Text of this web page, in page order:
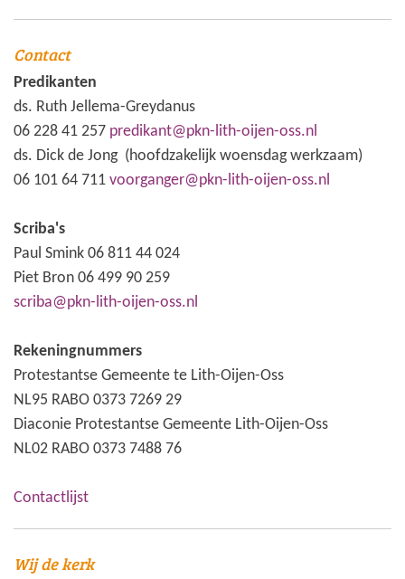
Contact
Predikanten
ds. Ruth Jellema-Greydanus
06 228 41 257 predikant@pkn-lith-oijen-oss.nl
ds. Dick de Jong (hoofdzakelijk woensdag werkzaam)
06 101 64 711 voorganger@pkn-lith-oijen-oss.nl
Scriba's
Paul Smink 06 811 44 024
Piet Bron 06 499 90 259
scriba@pkn-lith-oijen-oss.nl
Rekeningnummers
Protestantse Gemeente te Lith-Oijen-Oss
NL95 RABO 0373 7269 29
Diaconie Protestantse Gemeente Lith-Oijen-Oss
NL02 RABO 0373 7488 76
Contactlijst
Wij de kerk